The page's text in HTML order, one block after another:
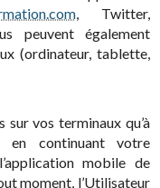
, Twitter,
peuvent également
(ordinateur, tablette,
vos terminaux qu’à
en continuant votre
mobile de
moment, l’Utilisateur